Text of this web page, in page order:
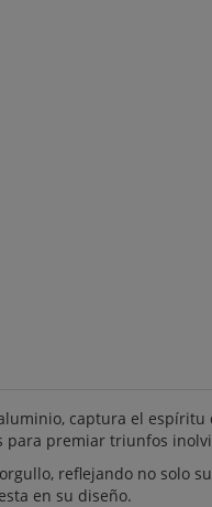
captura el
para premiar triunfos
reflejando no solo
en su diseño.